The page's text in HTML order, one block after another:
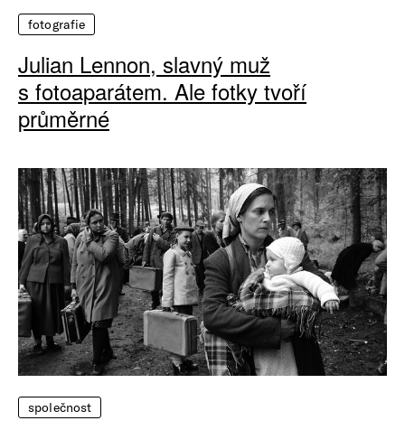
fotografie
Julian Lennon, slavný muž
s fotoaparátem. Ale fotky tvoří
průměrné
společnost